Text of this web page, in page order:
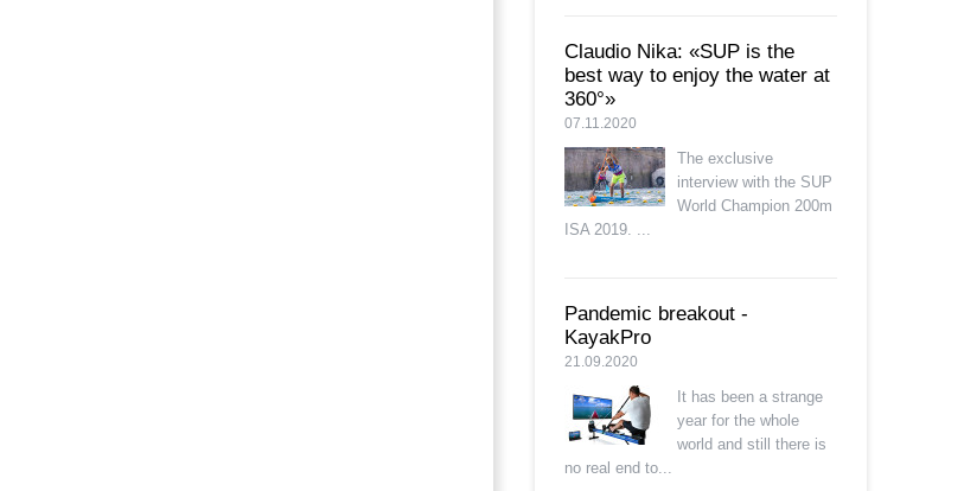
Claudio Nika: «SUP is the
best way to enjoy the water at
360°»
07.11.2020
The exclusive
interview with the SUP
World Champion 200m
ISA 2019. ...
Pandemic breakout -
KayakPro
21.09.2020
It has been a strange
year for the whole
world and still there is
no real end to...